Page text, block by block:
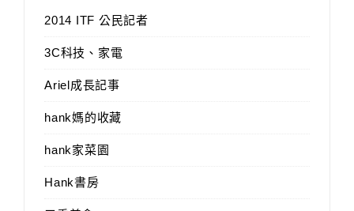
2014 ITF 公民記者
3C科技、家電
Ariel成長記事
hank媽的收藏
hank家菜園
Hank書房